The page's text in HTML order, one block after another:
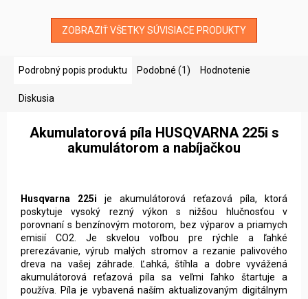
ZOBRAZIŤ VŠETKY SÚVISIACE PRODUKTY
Podrobný popis produktu Podobné (1) Hodnotenie
Diskusia
Akumulatorová píla HUSQVARNA 225i s
akumulátorom a nabíjačkou
Husqvarna 225i je akumulátorová reťazová píla, ktorá
poskytuje vysoký rezný výkon s nižšou hlučnosťou v
porovnaní s benzínovým motorom, bez výparov a priamych
emisií CO2. Je skvelou voľbou pre rýchle a ľahké
prerezávanie, výrub malých stromov a rezanie palivového
dreva na vašej záhrade. Ľahká, štíhla a dobre vyvážená
akumulátorová reťazová píla sa veľmi ľahko štartuje a
používa. Píla je vybavená naším aktualizovaným digitálnym